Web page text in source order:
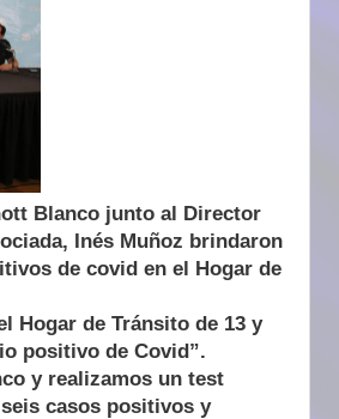
Blanco junto al Director
Inés Muñoz brindaron
de covid en el Hogar de
Hogar de Tránsito de 13 y
positivo de Covid”.
y realizamos un test
casos positivos y